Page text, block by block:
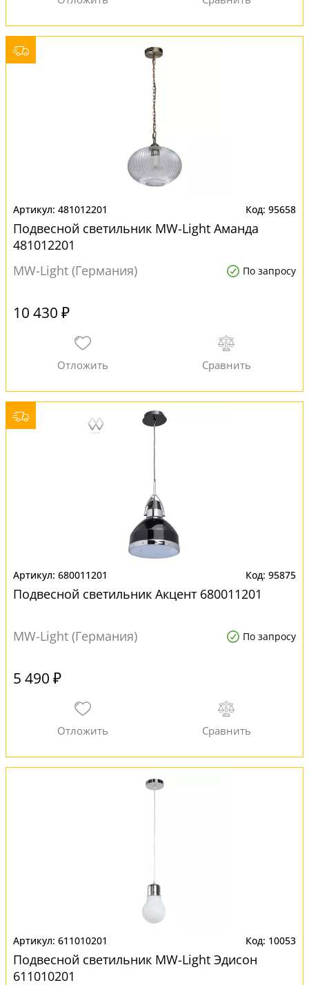
481012201 95658
Подвесной светильник MW-Light Аманда
481012201
MW-Light (Германия)
По запросу
10 430 ₽
680011201 95875
Подвесной светильник Акцент 680011201
MW-Light (Германия) По запросу
5 490 ₽
611010201 10053
Подвесной светильник MW-Light Эдисон
611010201